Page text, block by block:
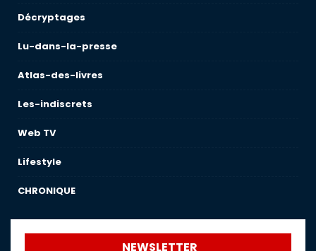
Décryptages
Lu-dans-la-presse
Atlas-des-livres
Les-indiscrets
Web TV
Lifestyle
CHRONIQUE
NEWSLETTER